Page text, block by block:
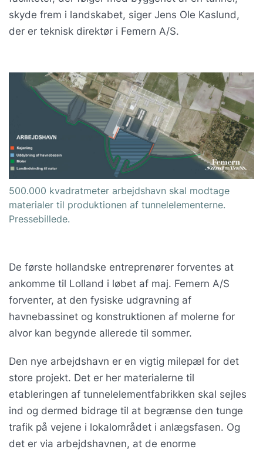
skyde frem i landskabet, siger Jens Ole Kaslund,
der er teknisk direktør i Femern A/S.
500.000 kvadratmeter arbejdshavn skal modtage
materialer til produktionen af tunnelelementerne.
Pressebillede.
De første hollandske entreprenører forventes at
ankomme til Lolland i løbet af maj. Femern A/S
forventer, at den fysiske udgravning af
havnebassinet og konstruktionen af molerne for
alvor kan begynde allerede til sommer.
Den nye arbejdshavn er en vigtig milepæl for det
store projekt. Det er her materialerne til
etableringen af tunnelelementfabrikken skal sejles
ind og dermed bidrage til at begrænse den tunge
trafik på vejene i lokalområdet i anlægsfasen. Og
det er via arbejdshavnen, at de enorme